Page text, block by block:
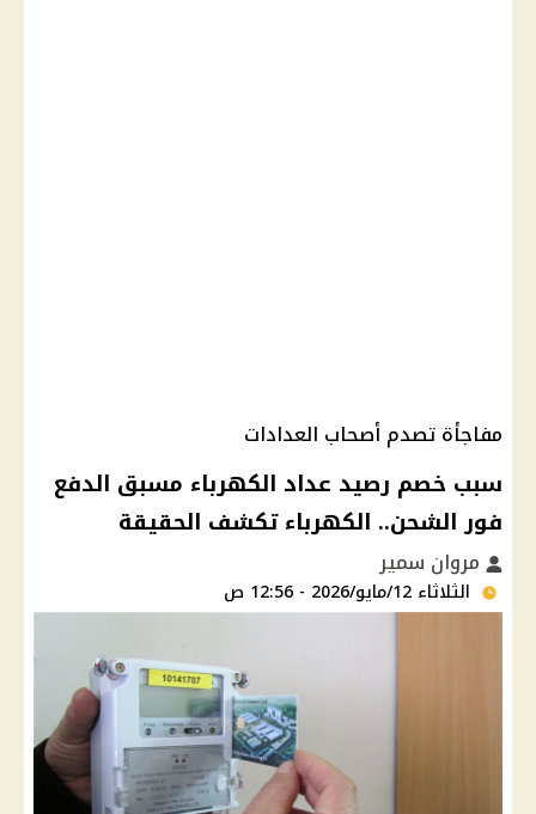
مفاجأة تصدم أصحاب العدادات
سبب خصم رصيد عداد الكهرباء مسبق الدفع
فور الشحن.. الكهرباء تكشف الحقيقة
مروان سمير
الثلاثاء 12/مايو/2026 - 12:56 ص